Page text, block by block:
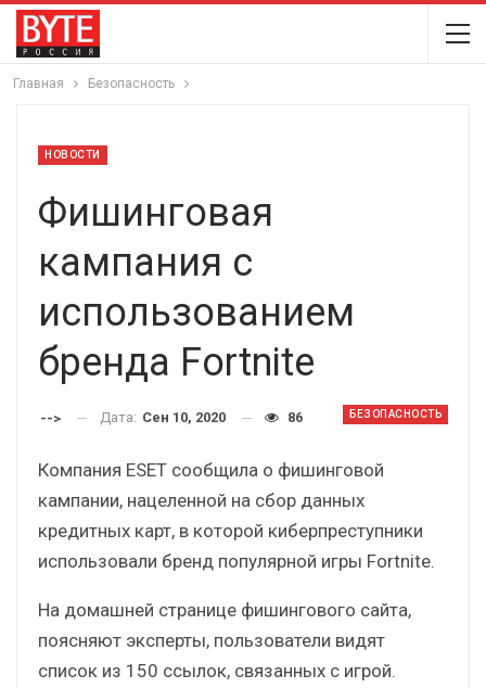
Главная Безопасность
НОВОСТИ
Фишинговая
кампания с
использованием
бренда Fortnite
БЕЗОПАСНОСТЬ
--> Дата: Сен 10, 2020 86
Компания ESET сообщила о фишинговой
кампании, нацеленной на сбор данных
кредитных карт, в которой киберпреступники
использовали бренд популярной игры Fortnite.
На домашней странице фишингового сайта,
поясняют эксперты, пользователи видят
список из 150 ссылок, связанных с игрой.